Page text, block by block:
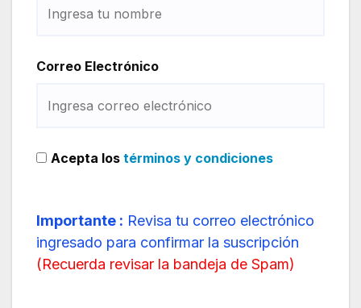
Correo Electrónico
Acepta los términos y condiciones
Importante : Revisa tu correo electrónico
ingresado para confirmar la suscripción
(Recuerda revisar la bandeja de Spam)